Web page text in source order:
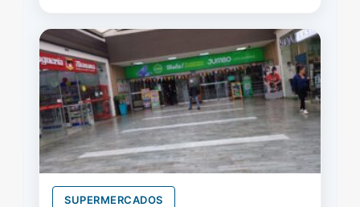
SUPERMERCADOS